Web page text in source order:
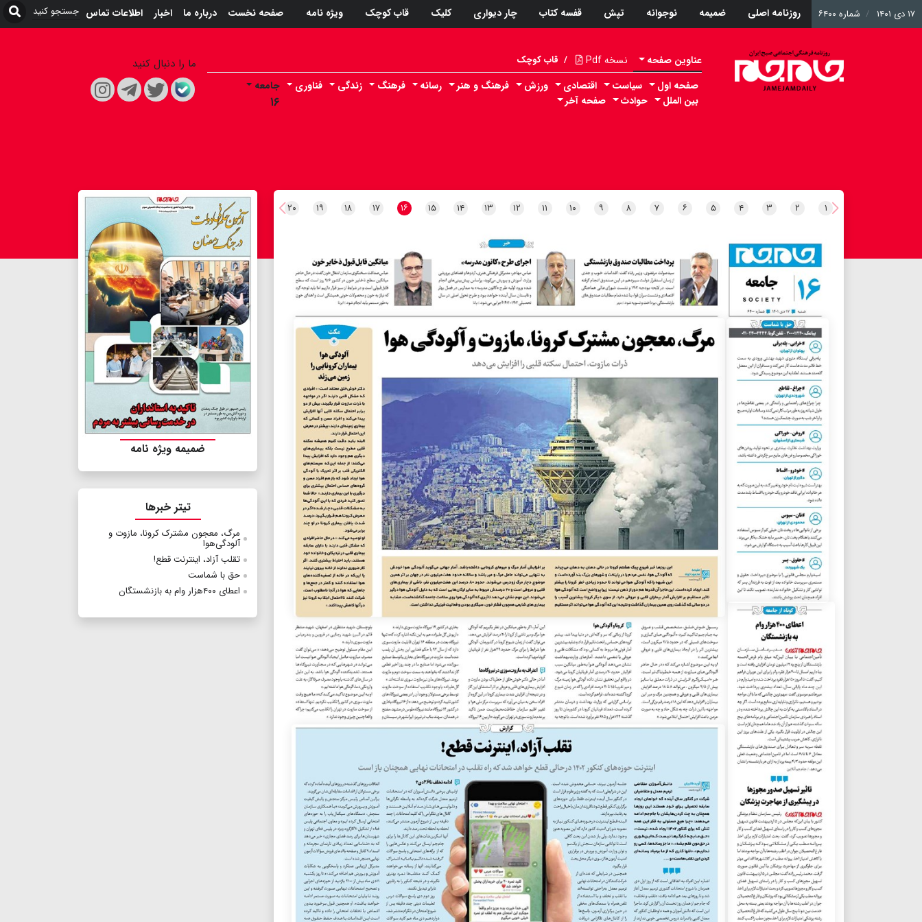
۱۷ دی ۱۴۰۱ شماره ۶۴۰۰ روزنامه اصلی ضمیمه نوجوانه تپش قفسه کتاب چار دیواری کلیک قاب کوچک ویژه نامه صفحه نخست درباره ما اخبار اطلاعات تماس
عناوین صفحه نسخه Pdf / قاب کوچک
صفحه اول سیاست اقتصادی ورزش فرهنگ و هنر رسانه فرهنگ زندگی فناوری جامعه
۱۶ بین الملل حوادث صفحه آخر
ما را دنبال کنید
۱ ۲ ۳ ۴ ۵ ۶ ۷ ۸ ۹ ۱۰ ۱۱ ۱۲ ۱۳ ۱۴ ۱۵ ۱۶ ۱۷ ۱۸ ۱۹ ۲۰
ضمیمه ویژه نامه
تیتر خبرها
مرگ، معجون مشترک کرونا، مازوت و
آلودگی‌هوا
تقلب آزاد، اینترنت قطع!
حق با شماست
اعطای ۴۰۰هزار وام به بازنشستگان